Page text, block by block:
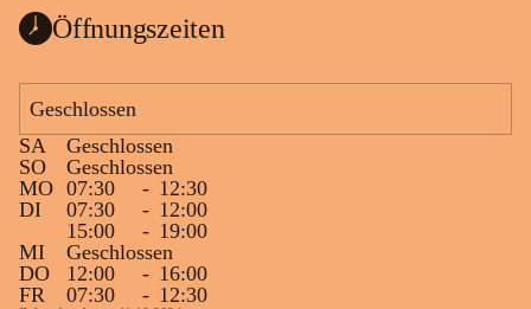
Öffnungszeiten
Geschlossen
SA
Geschlossen
SO
Geschlossen
MO 07:30 - 12:30
DI
07:30 - 12:00
15:00
- 19:00
MI
Geschlossen
DO
12:00 - 16:00
FR
07:30 - 12:30